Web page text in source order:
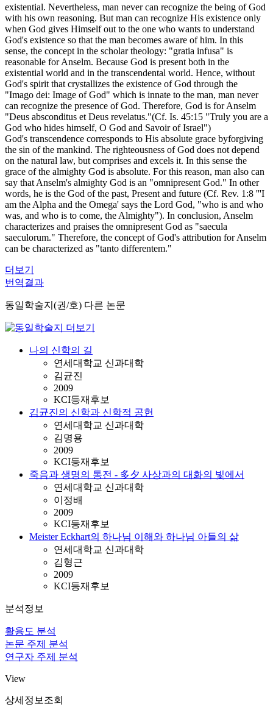
existential. Nevertheless, man never can recognize the being of God
with his own reasoning. But man can recognize His existence only
when God gives Himself out to the one who wants to understand
God's existence so that the man becomes aware of him. In this
sense, the concept in the scholar theology: "gratia infusa" is
reasonable for Anselm. Because God is present both in the
existential world and in the transcendental world. Hence, without
God's spirit that crystallizes the existence of God through the
"Imago dei: Image of God" which is innate to the man, man never
can recognize the presence of God. Therefore, God is for Anselm
"Deus absconditus et Deus revelatus."(Cf. Is. 45:15 "Truly you are a
God who hides himself, O God and Savoir of Israel")
God's transcendence corresponds to His absolute grace byforgiving
the sin of the mankind. The righteousness of God does not depend
on the natural law, but comprises and excels it. In this sense the
grace of the almighty God is absolute. For this reason, man also can
say that Anselm's almighty God is an "omnipresent God." In other
words, he is the God of the past, Present and future (Cf. Rev. 1:8 '''I
am the Alpha and the Omega' says the Lord God, "who is and who
was, and who is to come, the Almighty"). In conclusion, Anselm
characterizes and praises the omnipresent God as "saecula
saeculorum." Therefore, the concept of God's attribution for Anselm
can be characterized as "tanto differentem."
더보기
번역결과
동일학술지(권/호) 다른 논문
나의 신학의 길
연세대학교 신과대학
김균진
2009
KCI등재후보
김균진의 신학과 신학적 공헌
연세대학교 신과대학
김명용
2009
KCI등재후보
죽음과 생명의 통전 - 多夕 사상과의 대화의 빛에서
연세대학교 신과대학
이정배
2009
KCI등재후보
Meister Eckhart의 하나님 이해와 하나님 아들의 삶
연세대학교 신과대학
김형근
2009
KCI등재후보
분석정보
활용도 분석
논문 주제 분석
연구자 주제 분석
View
상세정보조회